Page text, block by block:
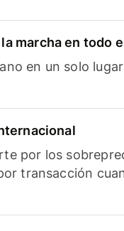
marcha en todo
en un solo
por los
transacción